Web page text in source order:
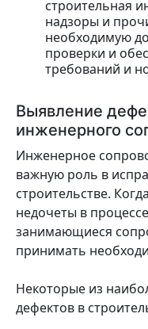
строительная
надзоры и
необходимую
проверки и
требований и
Выявление
инженерного
Инженерное
важную роль в
строительстве.
недочеты в
занимающиеся
принимать
Некоторые из
дефектов в